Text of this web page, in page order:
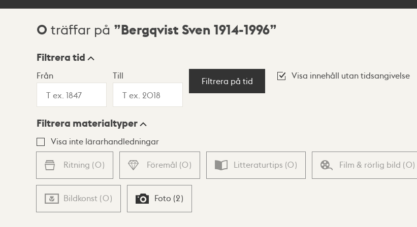
Sökresultat
0 träffar på Bergqvist Sven 1914-1996
Visningsläge
Lista Karta
Filtrera tid
Från Till
Filtrera på tid
Visa innehåll utan tidsangivelse
Filtrera materialtyper
Visa inte lärarhandledningar
Ritning (0) Föremål (0) Litteraturtips (0) Film & rörlig bild (0)
Bildkonst (0) Foto (2)